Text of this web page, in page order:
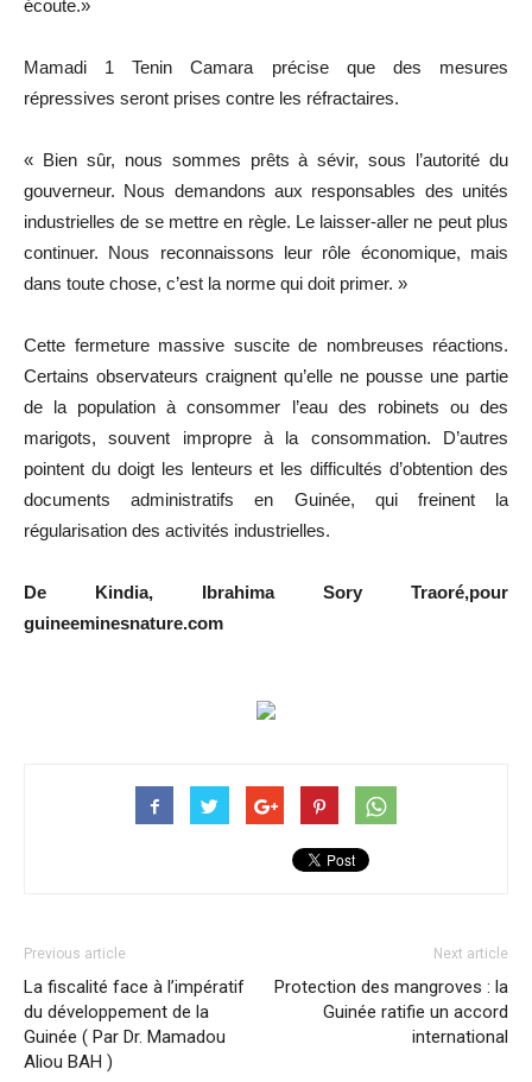
écoute.»
Mamadi 1 Tenin Camara précise que des mesures
répressives seront prises contre les réfractaires.
« Bien sûr, nous sommes prêts à sévir, sous l’autorité du
gouverneur. Nous demandons aux responsables des unités
industrielles de se mettre en règle. Le laisser-aller ne peut plus
continuer. Nous reconnaissons leur rôle économique, mais
dans toute chose, c’est la norme qui doit primer. »
Cette fermeture massive suscite de nombreuses réactions.
Certains observateurs craignent qu’elle ne pousse une partie
de la population à consommer l’eau des robinets ou des
marigots, souvent impropre à la consommation. D’autres
pointent du doigt les lenteurs et les difficultés d’obtention des
documents administratifs en Guinée, qui freinent la
régularisation des activités industrielles.
De Kindia, Ibrahima Sory Traoré,pour
guineeminesnature.com
Previous article
La fiscalité face à l’impératif
du développement de la
Guinée ( Par Dr. Mamadou
Aliou BAH )
Next article
Protection des mangroves : la
Guinée ratifie un accord
international